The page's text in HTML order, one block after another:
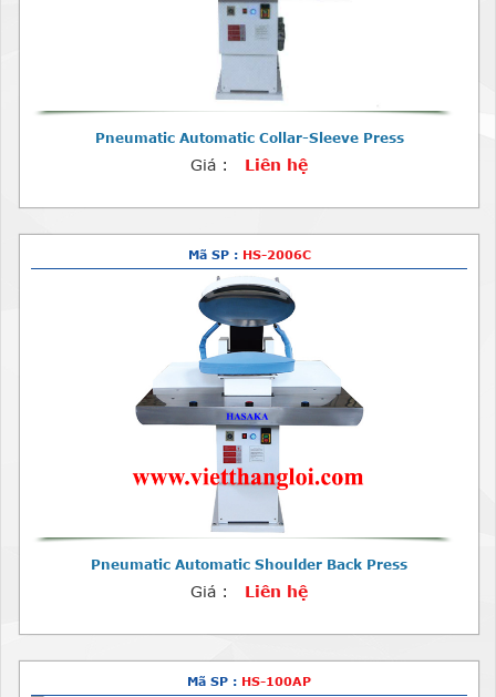
Pneumatic Automatic Collar-Sleeve Press
Giá : Liên hệ
Mã SP : HS-2006C
Pneumatic Automatic Shoulder Back Press
Giá : Liên hệ
Mã SP : HS-100AP